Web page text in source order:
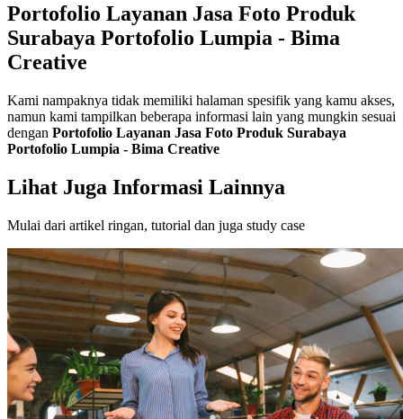
Portofolio Layanan Jasa Foto Produk
Surabaya Portofolio Lumpia - Bima
Creative
Kami nampaknya tidak memiliki halaman spesifik yang kamu akses,
namun kami tampilkan beberapa informasi lain yang mungkin sesuai
dengan Portofolio Layanan Jasa Foto Produk Surabaya
Portofolio Lumpia - Bima Creative
Lihat Juga Informasi Lainnya
Mulai dari artikel ringan, tutorial dan juga study case